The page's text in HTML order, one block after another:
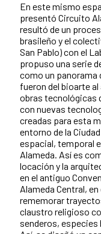
En este mismo
presentó Circuito
resultó de un
brasileño y el
San Pablo) con el
propuso una serie
como un panorama
fueron del bioarte
obras tecnológicas
con nuevas
creadas para esta
entorno de la
espacial, temporal
Alameda. Así es
locación y la
en el antiguo
Alameda Central,
rememorar
claustro religioso
senderos, especies